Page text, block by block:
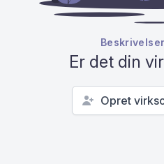
Er det din
Opret